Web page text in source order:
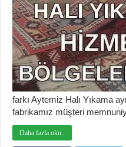
farkı Aytemiz Halı Yıkama
fabrikamız müşteri
Daha fazla oku..